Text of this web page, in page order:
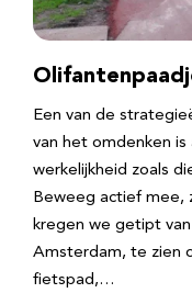
Een van de
van het omdenken
werkelijkheid zoals
Beweeg actief mee,
kregen we getipt
Amsterdam, te zien
fietspad,…